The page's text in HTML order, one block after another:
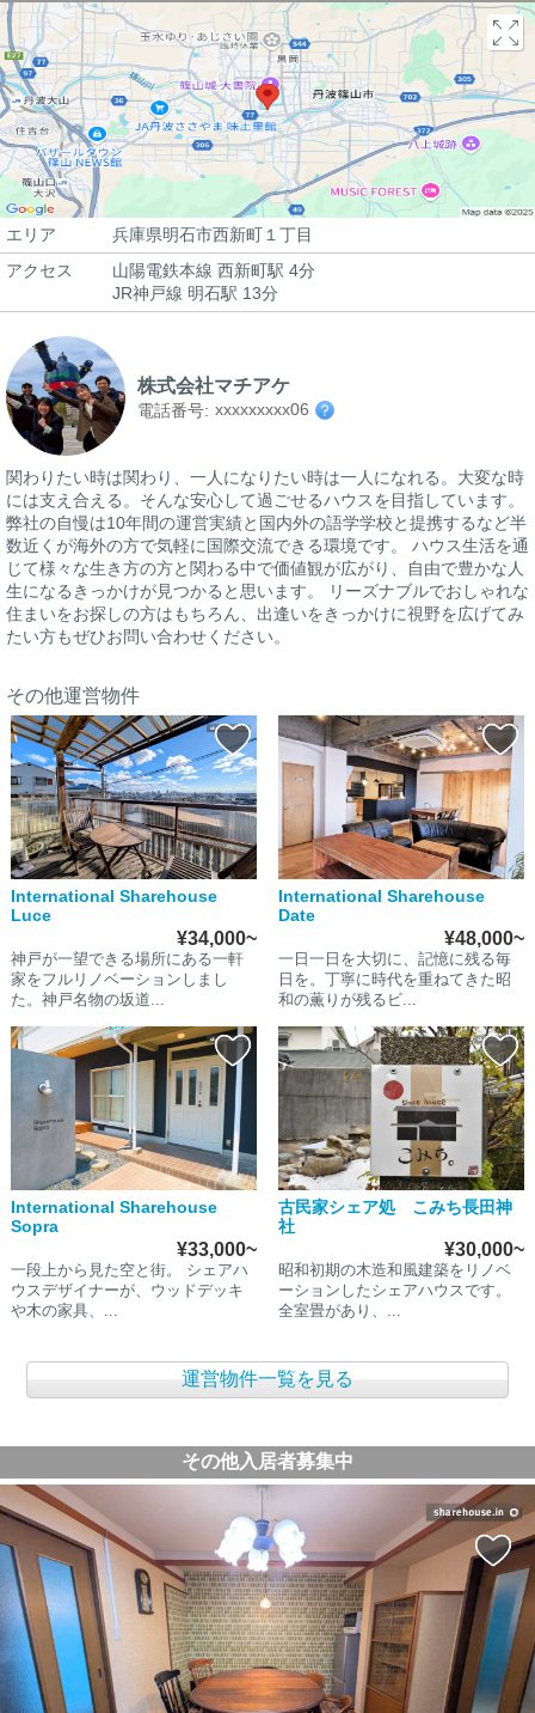
エリア
兵庫県明石市西新町１丁目
アクセス
山陽電鉄本線 西新町駅 4分
JR神戸線 明石駅 13分
株式会社マチアケ
電話番号: xxxxxxxxx06
関わりたい時は関わり、一人になりたい時は一人になれる。大変な時
には支え合える。そんな安心して過ごせるハウスを目指しています。
弊社の自慢は10年間の運営実績と国内外の語学学校と提携するなど半
数近くが海外の方で気軽に国際交流できる環境です。 ハウス生活を通
じて様々な生き方の方と関わる中で価値観が広がり、自由で豊かな人
生になるきっかけが見つかると思います。 リーズナブルでおしゃれな
住まいをお探しの方はもちろん、出逢いをきっかけに視野を広げてみ
たい方もぜひお問い合わせください。
その他運営物件
International Sharehouse
Luce
¥34,000~
神戸が一望できる場所にある一軒
家をフルリノベーションしまし
た。神戸名物の坂道...
International Sharehouse
Date
¥48,000~
一日一日を大切に、記憶に残る毎
日を。丁寧に時代を重ねてきた昭
和の薫りが残るビ...
International Sharehouse
Sopra
¥33,000~
一段上から見た空と街。 シェアハ
ウスデザイナーが、ウッドデッキ
や木の家具、...
古民家シェア処 こみち長田神
社
¥30,000~
昭和初期の木造和風建築をリノベ
ーションしたシェアハウスです。
全室畳があり、...
運営物件一覧を見る
その他入居者募集中